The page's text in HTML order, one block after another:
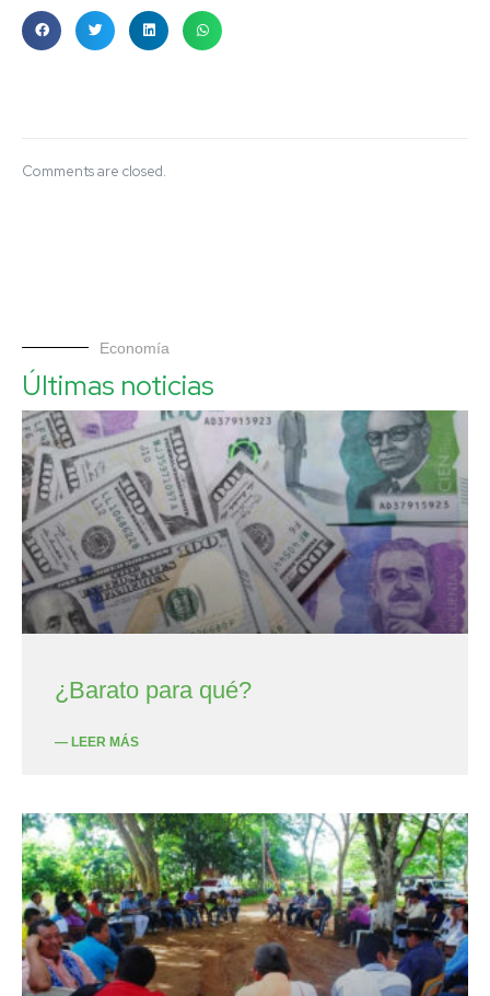
Comments are closed.
Economía
Últimas noticias
¿Barato para qué?
— LEER MÁS